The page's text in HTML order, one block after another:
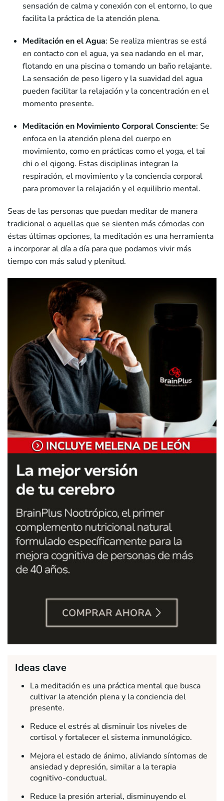
sensación de calma y conexión con el entorno, lo que
facilita la práctica de la atención plena.
Meditación en el Agua: Se realiza mientras se está
en contacto con el agua, ya sea nadando en el mar,
flotando en una piscina o tomando un baño relajante.
La sensación de peso ligero y la suavidad del agua
pueden facilitar la relajación y la concentración en el
momento presente.
Meditación en Movimiento Corporal Consciente: Se
enfoca en la atención plena del cuerpo en
movimiento, como en prácticas como el yoga, el tai
chi o el qigong. Estas disciplinas integran la
respiración, el movimiento y la conciencia corporal
para promover la relajación y el equilibrio mental.
Seas de las personas que puedan meditar de manera
tradicional o aquellas que se sienten más cómodas con
éstas últimas opciones, la meditación es una herramienta
a incorporar al día a día para que podamos vivir más
tiempo con más salud y plenitud.
Ideas clave
La meditación es una práctica mental que busca
cultivar la atención plena y la conciencia del
presente.
Reduce el estrés al disminuir los niveles de
cortisol y fortalecer el sistema inmunológico.
Mejora el estado de ánimo, aliviando síntomas de
ansiedad y depresión, similar a la terapia
cognitivo-conductual.
Reduce la presión arterial, disminuyendo el